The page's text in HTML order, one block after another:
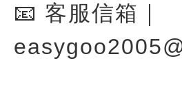
📧 客服信箱｜